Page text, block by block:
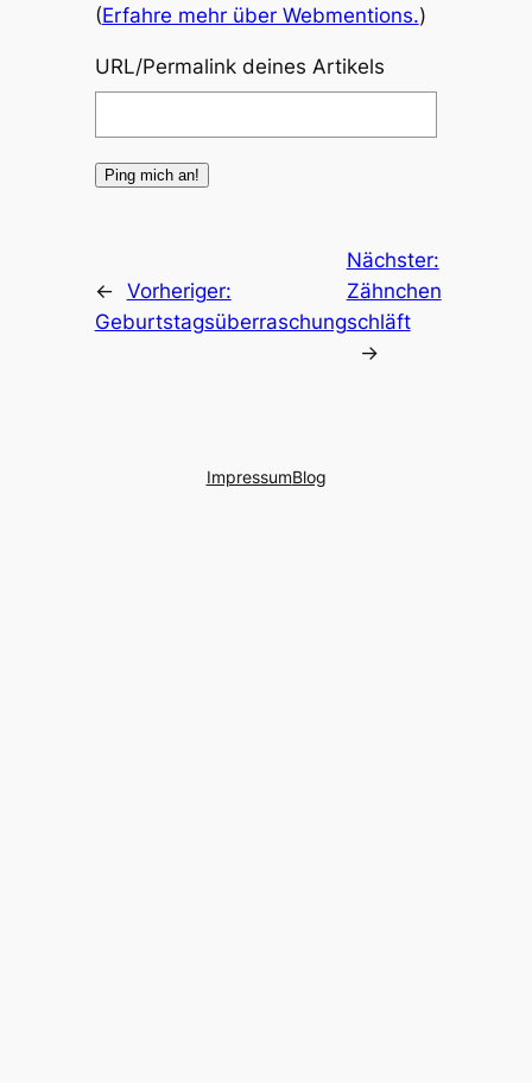
(Erfahre mehr über Webmentions.)
URL/Permalink deines Artikels
← Vorheriger:
Geburtstagsüberraschung
Nächster:
Zähnchen
schläft
→
ImpressumBlog